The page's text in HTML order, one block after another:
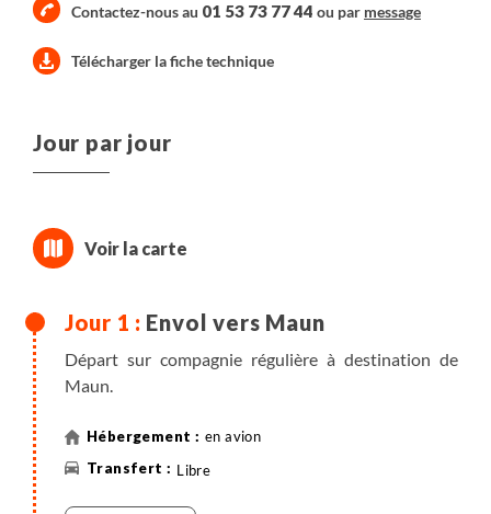
Contactez-nous au 01 53 73 77 44 ou par message
Télécharger la fiche technique
Jour par jour
Envol vers Maun
Départ sur compagnie régulière à destination de
Maun.
en avion
Libre